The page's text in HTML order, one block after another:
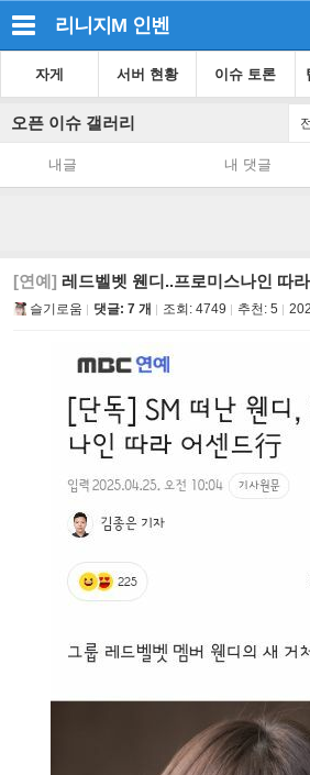
리니지M 인벤
자게 서버 현황 이슈 토론
오픈 이슈 갤러리
내글 내 댓글
[연예] 레드벨벳 웬디..프로미스나인 따
슬기로움 댓글: 7 개 조회: 4749 추천: 5